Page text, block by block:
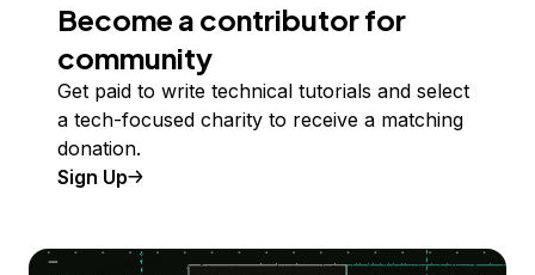
Become a contributor for
community
Get paid to write technical tutorials and select
a tech-focused charity to receive a matching
donation.
Sign Up